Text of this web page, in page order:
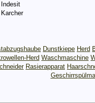
Indesit
Karcher
Dunstkiepe Herd
Herd Waschmaschine
Rasierapparat